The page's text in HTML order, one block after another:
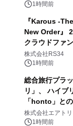
1時間前
『Karous -
New Order』
クラウドファ
開始
株式会社RS34
1時間前
総合旅行プラ
リ」、 ハイブ
「honto」と
株式会社エアトリ
1時間前